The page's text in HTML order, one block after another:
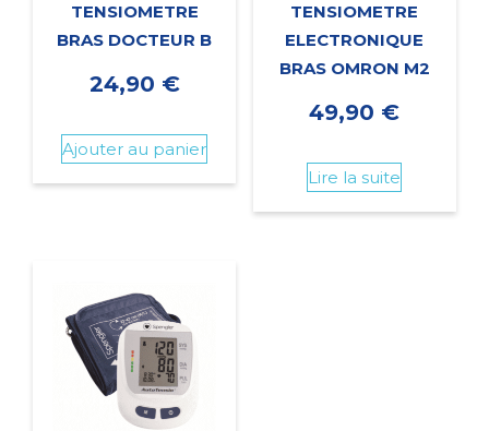
TENSIOMETRE
BRAS DOCTEUR B
24,90 €
Ajouter au panier
TENSIOMETRE
ELECTRONIQUE
BRAS OMRON M2
49,90 €
Lire la suite